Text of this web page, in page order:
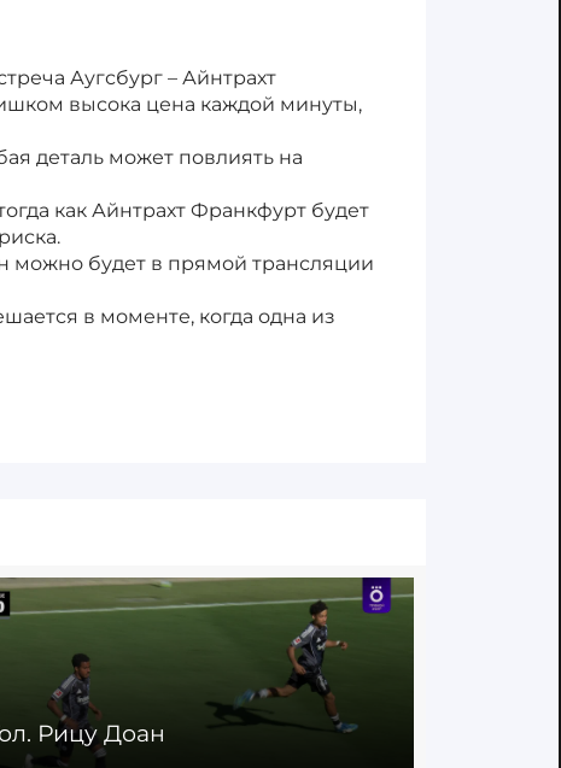
Аугсбург – Айнтрахт
высока цена каждой минуты,
деталь может повлиять на
как Айнтрахт Франкфурт будет
можно будет в прямой трансляции
в моменте, когда одна из
Рицу Доан